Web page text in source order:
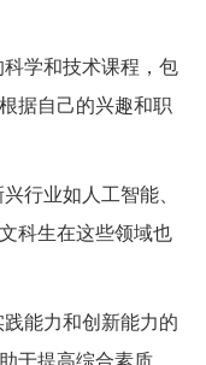
学和技术课程，包
据自己的兴趣和职
行业如人工智能、
科生在这些领域也
能力和创新能力的